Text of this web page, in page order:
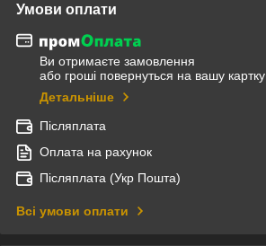
Умови оплати
Ви отримаєте замовлення
або гроші повернуться на вашу картку
Детальніше
Післяплата
Оплата на рахунок
Післяплата (Укр Пошта)
Всі умови оплати